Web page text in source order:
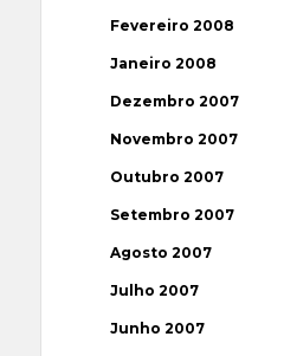
Fevereiro 2008
Janeiro 2008
Dezembro 2007
Novembro 2007
Outubro 2007
Setembro 2007
Agosto 2007
Julho 2007
Junho 2007